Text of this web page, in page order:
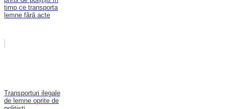
timp ce transporta
lemne fără acte
Transporturi ilegale
de lemne oprite de